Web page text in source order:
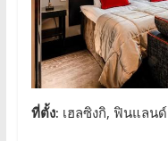
ที่ตั้ง: เฮลซิงกิ, ฟินแลนด์